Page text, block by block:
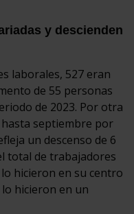
y descienden
laborales, 527 eran
de 55 personas
de 2023. Por otra
septiembre por
un descenso de 6
total de trabajadores
hicieron en su centro
hicieron en un